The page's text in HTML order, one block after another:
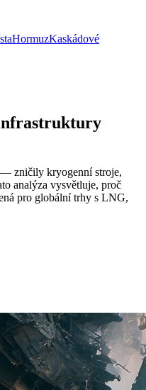
HormuzKaskádové
— zničily kryogenní stroje,
analýza vysvětluje, proč
pro globální trhy s LNG,